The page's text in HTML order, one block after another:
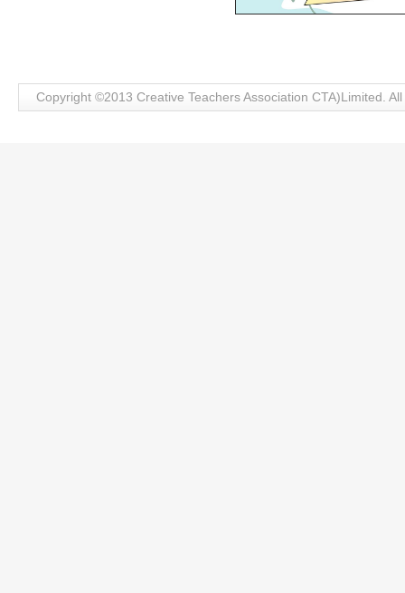
Copyright ©2013 Creative Teachers Association CTA)Limited.